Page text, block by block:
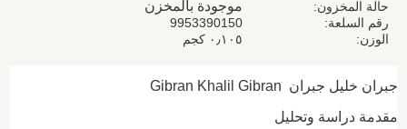
حالة المخزون موجودة بالمخزن
رقم السلعة
9953390150
الوزن
٠٫١٠٥ كجم
جبران خليل جبران Gibran Khalil Gibran
مقدمة دراسة وتحليل